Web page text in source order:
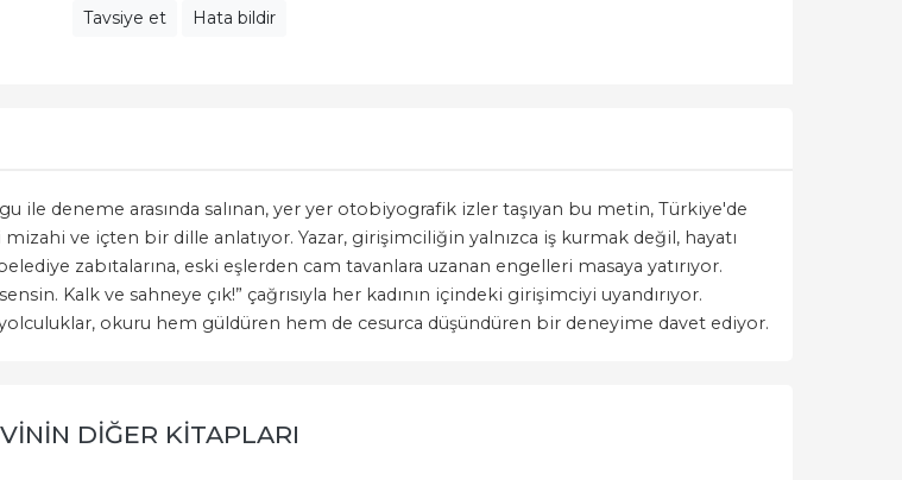
Tavsiye et Hata bildir
ile deneme arasında salınan, yer yer otobiyografik izler taşıyan bu metin, Türkiye'de
mizahi ve içten bir dille anlatıyor. Yazar, girişimciliğin yalnızca iş kurmak değil, hayatı
zabıtalarına, eski eşlerden cam tavanlara uzanan engelleri masaya yatırıyor.
Kalk ve sahneye çık!” çağrısıyla her kadının içindeki girişimciyi uyandırıyor.
okuru hem güldüren hem de cesurca düşündüren bir deneyime davet ediyor.
DIĞER KITAPLARI